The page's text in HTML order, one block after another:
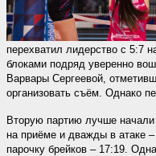
перехватил лидерство с 5:7
блоками подряд уверенно
Варвары Сергеевой,
организовать съём. Однако
Вторую партию лучше начали
на приёме и дважды в атаке
парочку брейков – 17:19.